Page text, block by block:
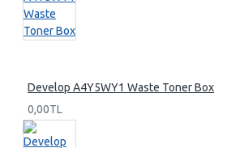
Develop A4Y5WY1 Waste Toner Box
0,00TL